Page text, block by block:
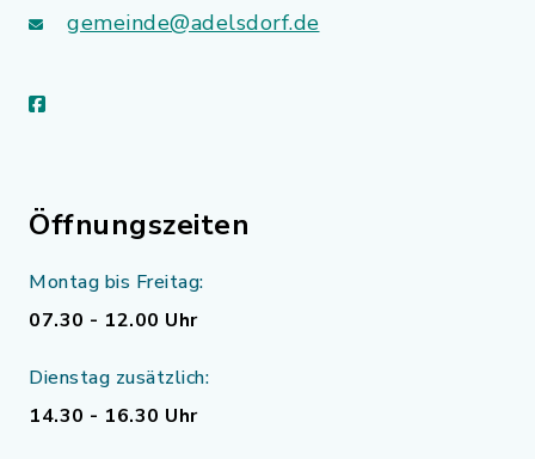
gemeinde@adelsdorf.de
facebook
Öffnungszeiten
Montag bis Freitag:
07.30 - 12.00 Uhr
Dienstag zusätzlich:
14.30 - 16.30 Uhr